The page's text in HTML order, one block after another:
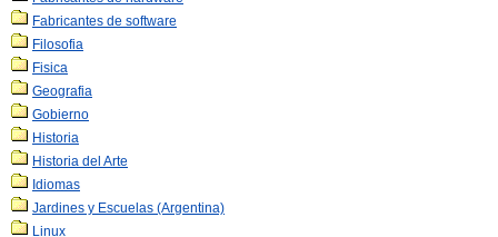
Fabricantes de software
Filosofia
Fisica
Geografia
Gobierno
Historia
Historia del Arte
Idiomas
Jardines y Escuelas (Argentina)
Linux